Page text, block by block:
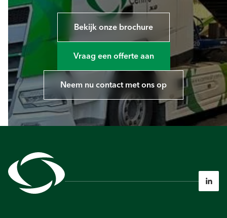
Bekijk onze brochure
Vraag een offerte aan
Neem nu contact met ons op
